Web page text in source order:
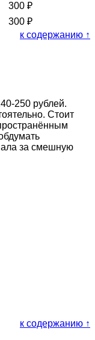
300 ₽
300 ₽
к содержанию ↑
250 рублей.
Стоит
за смешную
к содержанию ↑